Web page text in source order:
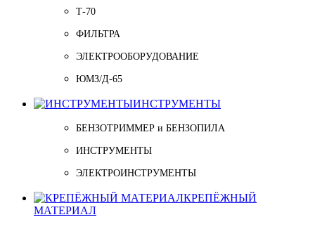
Т-70
ФИЛЬТРА
ЭЛЕКТРООБОРУДОВАНИЕ
ЮМЗ/Д-65
ИНСТРУМЕНТЫ
БЕНЗОТРИММЕР и БЕНЗОПИЛА
ИНСТРУМЕНТЫ
ЭЛЕКТРОИНСТРУМЕНТЫ
КРЕПЁЖНЫЙ
МАТЕРИАЛ